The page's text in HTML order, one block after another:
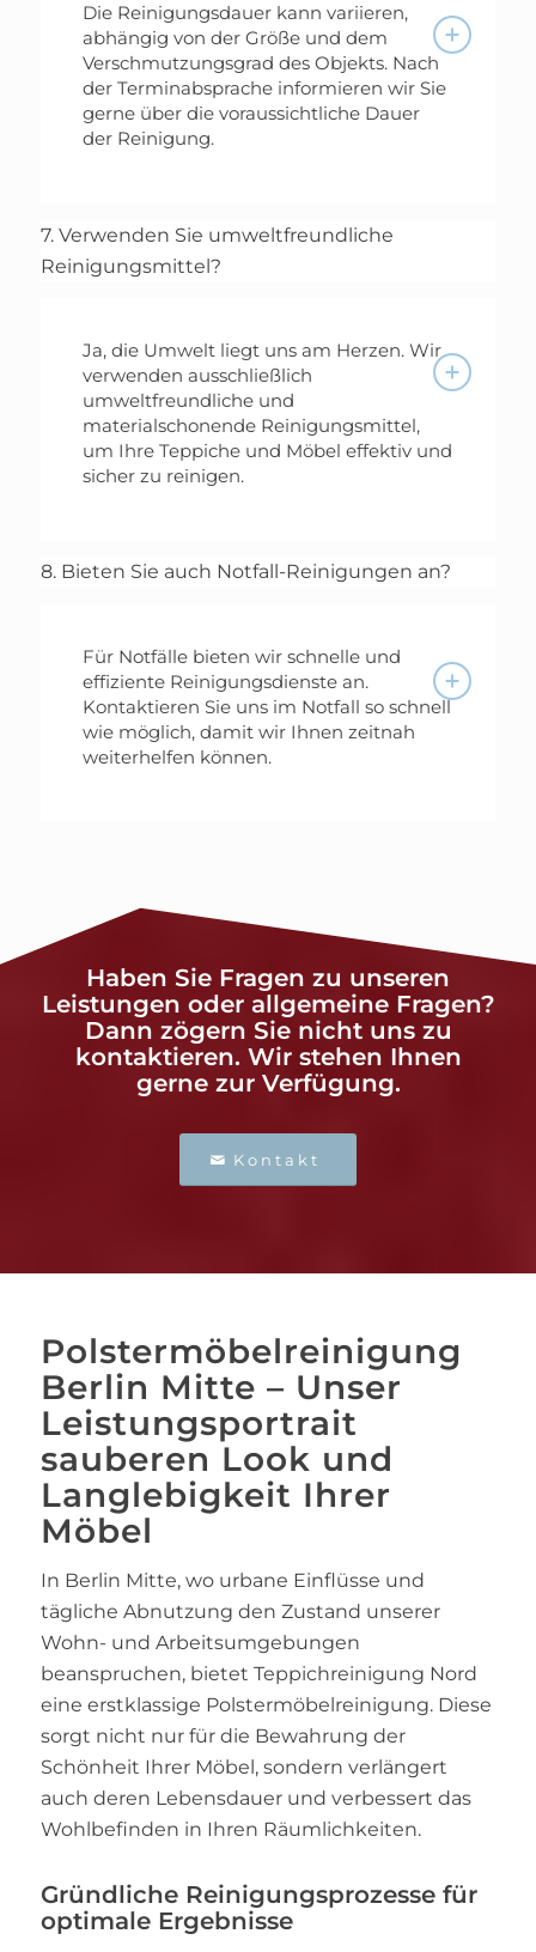
Die Reinigungsdauer kann variieren,
abhängig von der Größe und dem
Verschmutzungsgrad des Objekts. Nach
der Terminabsprache informieren wir Sie
gerne über die voraussichtliche Dauer
der Reinigung.
7. Verwenden Sie umweltfreundliche
Reinigungsmittel?
Ja, die Umwelt liegt uns am Herzen. Wir
verwenden ausschließlich
umweltfreundliche und
materialschonende Reinigungsmittel,
um Ihre Teppiche und Möbel effektiv und
sicher zu reinigen.
8. Bieten Sie auch Notfall-Reinigungen an?
Für Notfälle bieten wir schnelle und
effiziente Reinigungsdienste an.
Kontaktieren Sie uns im Notfall so schnell
wie möglich, damit wir Ihnen zeitnah
weiterhelfen können.
Haben Sie Fragen zu unseren
Leistungen oder allgemeine Fragen?
Dann zögern Sie nicht uns zu
kontaktieren. Wir stehen Ihnen
gerne zur Verfügung.
Kontakt
Polstermöbelreinigung
Berlin Mitte – Unser
Leistungsportrait
sauberen Look und
Langlebigkeit Ihrer
Möbel
In Berlin Mitte, wo urbane Einflüsse und
tägliche Abnutzung den Zustand unserer
Wohn- und Arbeitsumgebungen
beanspruchen, bietet Teppichreinigung Nord
eine erstklassige Polstermöbelreinigung. Diese
sorgt nicht nur für die Bewahrung der
Schönheit Ihrer Möbel, sondern verlängert
auch deren Lebensdauer und verbessert das
Wohlbefinden in Ihren Räumlichkeiten.
Gründliche Reinigungsprozesse für
optimale Ergebnisse